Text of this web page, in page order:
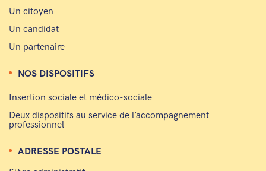
Un citoyen
Un candidat
Un partenaire
NOS DISPOSITIFS
Insertion sociale et médico-sociale
Deux dispositifs au service de l’accompagnement
professionnel
ADRESSE POSTALE